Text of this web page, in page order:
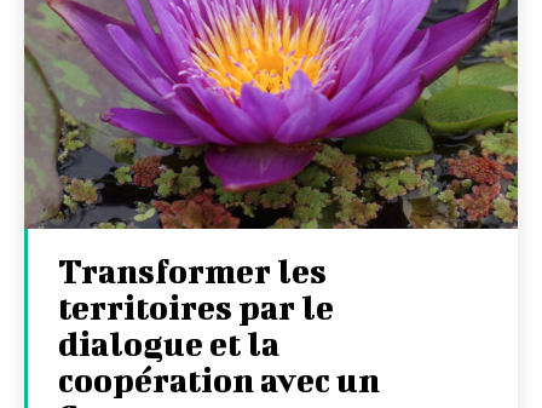
Transformer les
territoires par le
dialogue et la
coopération avec un